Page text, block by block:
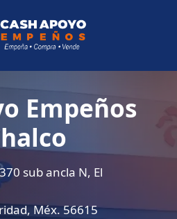
Empeños
sub ancla N, El
Méx. 56615